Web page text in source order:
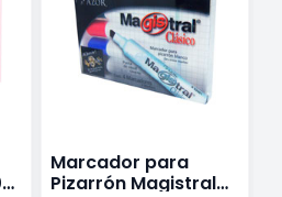
Marcador para
Pizarrón Magistral